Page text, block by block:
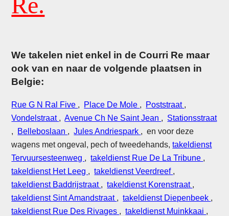
We takelen niet enkel in de Courri Re maar
ook van en naar de volgende plaatsen in
Belgie:
Rue G N Ral Five , Place De Mole , Poststraat ,
Vondelstraat ,Avenue Ch Ne Saint Jean , Stationsstraat
, Belleboslaan ,Jules Andriespark , en voor deze
wagens met ongeval, pech of tweedehands,takeldienst
Tervuursesteenweg ,takeldienst Rue De La Tribune ,
takeldienst Het Leeg ,takeldienst Veerdreef ,
takeldienst Baddrijstraat ,takeldienst Korenstraat ,
takeldienst Sint Amandstraat ,takeldienst Diepenbeek ,
takeldienst Rue Des Rivages ,takeldienst Muinkkaai ,